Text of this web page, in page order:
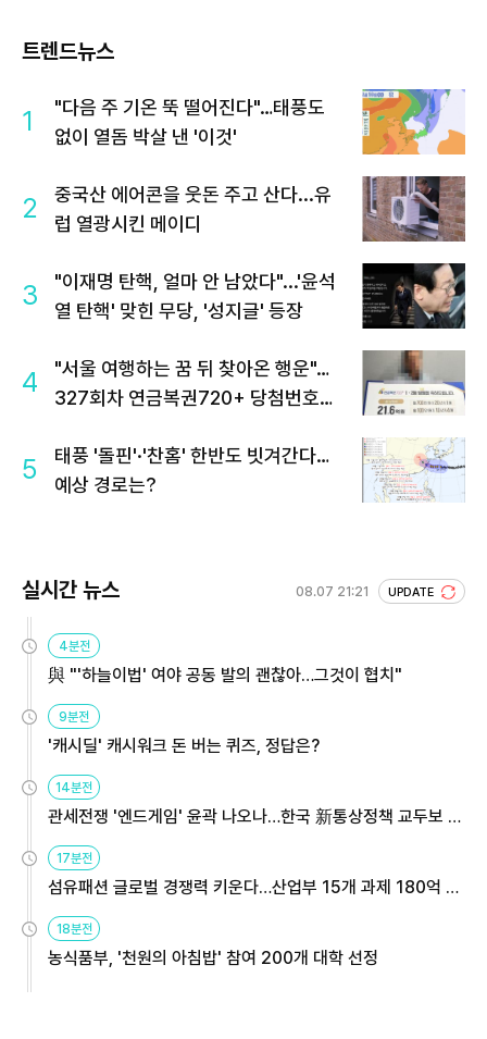
트렌드뉴스
1
"다음 주 기온 뚝 떨어진다"…태풍도
없이 열돔 박살 낸 '이것'
2
중국산 에어콘을 웃돈 주고 산다...유
럽 열광시킨 메이디
3
"이재명 탄핵, 얼마 안 남았다"...'윤석
열 탄핵' 맞힌 무당, '성지글' 등장
4
"서울 여행하는 꿈 뒤 찾아온 행운"…
327회차 연금복권720+ 당첨번호조
5
태풍 '돌핀'·'찬홈' 한반도 빗겨간다…
예상 경로는?
실시간 뉴스 08.07 21:21 UPDATE
4분전
與 "'하늘이법' 여야 공동 발의 괜찮아…그것이 협치"
9분전
'캐시딜' 캐시워크 돈 버는 퀴즈, 정답은?
14분전
관세전쟁 '엔드게임' 윤곽 나오나…한국 新통상정책 교두보 활
용해야
17분전
섬유패션 글로벌 경쟁력 키운다…산업부 15개 과제 180억 지
원
18분전
농식품부, '천원의 아침밥' 참여 200개 대학 선정